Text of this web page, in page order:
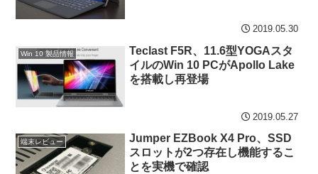
2019.05.30
Win 10 製品情報
Teclast F5R、11.6型YOGAスタ
イルのWin 10 PCがApollo Lake
を搭載し再登場
2019.05.27
端末レビュー
Jumper EZBook X4 Pro、SSD
スロットが2つ存在し機能するこ
とを実機で確認